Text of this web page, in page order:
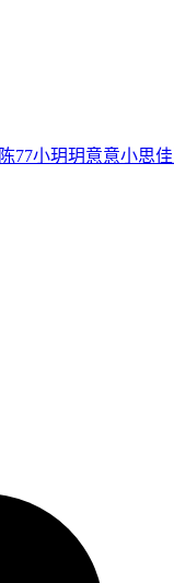
陈77小玥玥意意小思佳